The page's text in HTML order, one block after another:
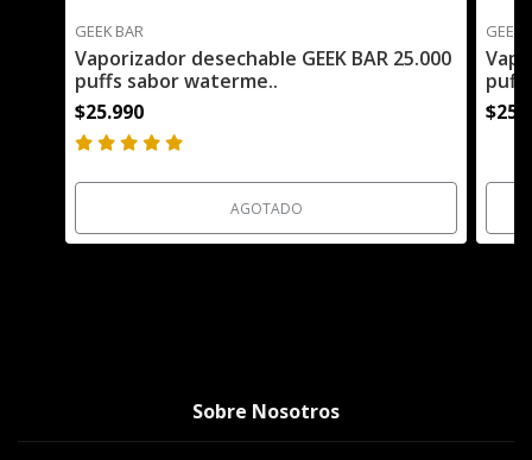
GEEK BAR
Vaporizador desechable GEEK BAR 25.000
puffs sabor waterme..
$25.990
AGOTADO
GEEK
Sobre Nosotros